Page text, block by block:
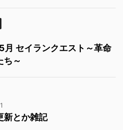
月 セイランクエスト～革命
ち～
新とか雑記